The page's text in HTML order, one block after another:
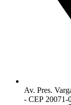
Av. Pres.
- CEP 20071-